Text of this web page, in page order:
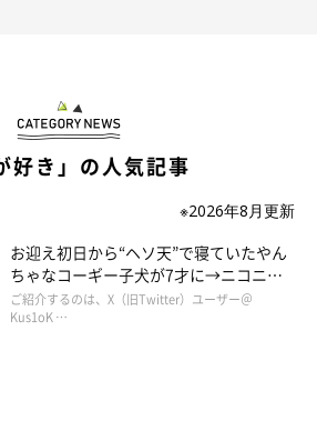
好き」の人気記事
※2026年8月更新
お迎え初日から“ヘソ天”で寝ていたやん
ちゃなコーギー子犬が7才に→ニコニ
コ“コーギースマイル”が魅力のコに成
長！
ご紹介するのは、X（旧Twitter）ユーザー＠
Kus1oK …